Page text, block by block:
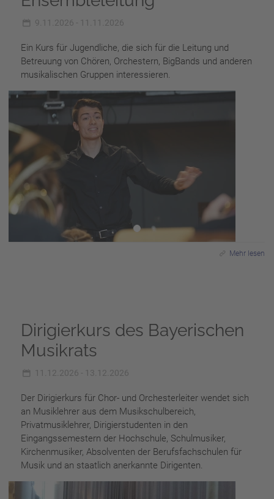
9.11.2026 - 11.11.2026
Ein Kurs für Jugendliche, die sich für die Leitung und
Betreuung von Chören, Orchestern, BigBands und anderen
musikalischen Gruppen interessieren.
Mehr lesen
Dirigierkurs des Bayerischen
Musikrats
11.12.2026 - 13.12.2026
Der Dirigierkurs für Chor- und Orchesterleiter wendet sich
an Musiklehrer aus dem Musikschulbereich,
Privatmusiklehrer, Dirigierstudenten in den
Eingangssemestern der Hochschule, Schulmusiker,
Kirchenmusiker, Absolventen der Berufsfachschulen für
Musik und an staatlich anerkannte Dirigenten.